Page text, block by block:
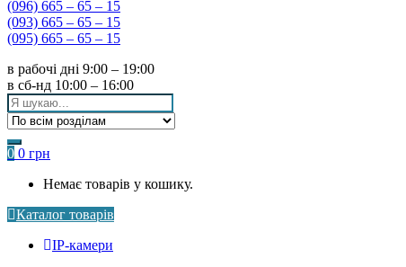
(096) 665 – 65 – 15
(093) 665 – 65 – 15
(095) 665 – 65 – 15
в рабочі дні 9:00 – 19:00
в сб-нд 10:00 – 16:00
Search
for:
0 0 грн
Немає товарів у кошику.
Каталог товарів
IP-камери